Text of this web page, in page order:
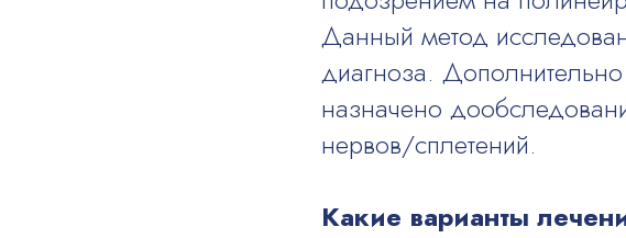
Данный метод
диагноза.
назначено
нервов/сплетений.
Какие варианты